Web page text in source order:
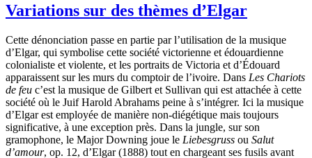
Variations sur des thèmes d’Elgar
Cette dénonciation passe en partie par l’utilisation de la musique
d’Elgar, qui symbolise cette société victorienne et édouardienne
colonialiste et violente, et les portraits de Victoria et d’Édouard
apparaissent sur les murs du comptoir de l’ivoire. Dans Les Chariots
de feu c’est la musique de Gilbert et Sullivan qui est attachée à cette
société où le Juif Harold Abrahams peine à s’intégrer. Ici la musique
d’Elgar est employée de manière non-diégétique mais toujours
significative, à une exception près. Dans la jungle, sur son
gramophone, le Major Downing joue le Liebesgruss ou Salut
d’amour, op. 12, d’Elgar (1888) tout en chargeant ses fusils avant